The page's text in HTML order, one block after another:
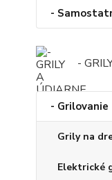
-
-
- Grilovanie
Grily na
Elektrické